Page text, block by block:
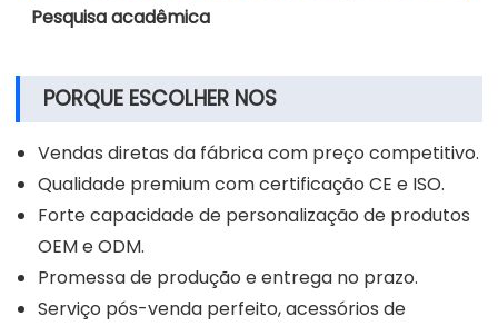
Pesquisa acadêmica
PORQUE ESCOLHER NOS
Vendas diretas da fábrica com preço competitivo.
Qualidade premium com certificação CE e ISO.
Forte capacidade de personalização de produtos
OEM e ODM.
Promessa de produção e entrega no prazo.
Serviço pós-venda perfeito, acessórios de